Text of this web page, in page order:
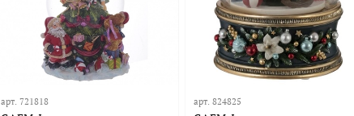
арт. 721818 арт.824825